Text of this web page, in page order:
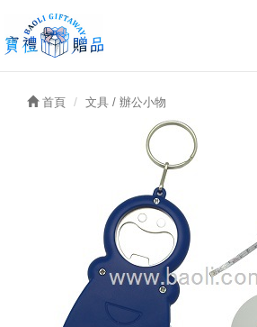
首頁 文具 / 辦公小物